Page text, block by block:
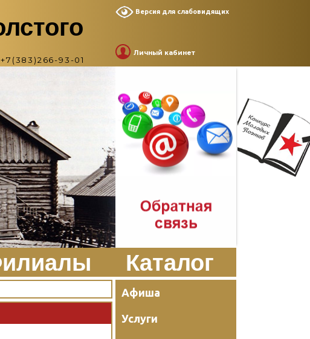
+7(383)266-93-01
Версия для слабовидящих
Личный кабинет
Каталог
Афиша
Услуги